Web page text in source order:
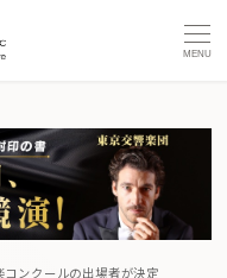
MENU
ンクールの出場者が決定